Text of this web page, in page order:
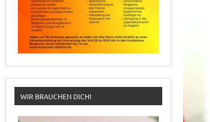
WIR BRAUCHEN DICH!